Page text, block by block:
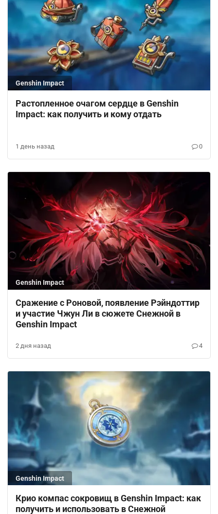
Genshin Impact
Растопленное очагом сердце в Genshin
Impact: как получить и кому отдать
1 день назад 0
Genshin Impact
Сражение с Роновой, появление Рэйндоттир
и участие Чжун Ли в сюжете Снежной в
Genshin Impact
2 дня назад 4
Genshin Impact
Крио компас сокровищ в Genshin Impact: как
получить и использовать в Снежной